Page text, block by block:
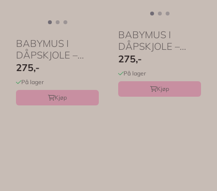
BABYMUS I
DÅPSKJOLE –
Mintgrønn kjole
med blonder ...
275,-
På lager
Kjøp
BABYMUS I
DÅPSKJOLE –
Pudderrosa kjole
med blonder ...
275,-
På lager
Kjøp